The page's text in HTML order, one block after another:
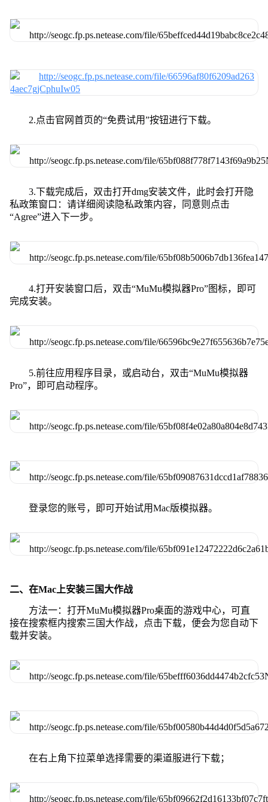
2.点击官网首页的“免费试用”按钮进行下载。
3.下载完成后，双击打开dmg安装文件，此时会打开隐
私政策窗口：请详细阅读隐私政策内容，同意则点击
“Agree”进入下一步。
4.打开安装窗口后，双击“MuMu模拟器Pro”图标，即可
完成安装。
5.前往应用程序目录，或启动台，双击“MuMu模拟器
Pro”，即可启动程序。
登录您的账号，即可开始试用Mac版模拟器。
二、在Mac上安装三国大作战
方法一：打开MuMu模拟器Pro桌面的游戏中心，可直
接在搜索框内搜索三国大作战，点击下载，便会为您自动下
载并安装。
在右上角下拉菜单选择需要的渠道服进行下载；